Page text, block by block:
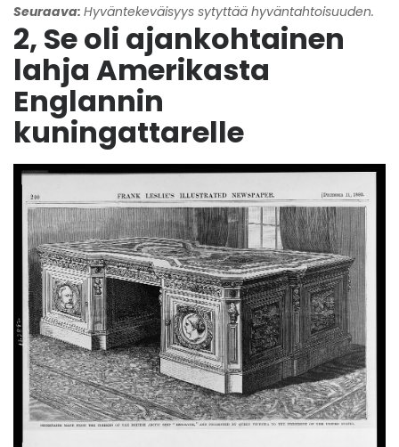
Seuraava: Hyväntekeväisyys sytyttää hyväntahtoisuuden.
2, Se oli ajankohtainen
lahja Amerikasta
Englannin
kuningattarelle